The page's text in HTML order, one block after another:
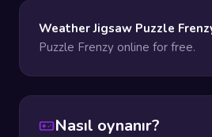
Weather Jigsaw Puzzle
Puzzle Frenzy online for free.
Nasıl oynanır?